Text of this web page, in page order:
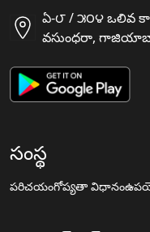
ఏ-౮ / ౫౦౪ ఒలివ
వసుంధరా,
సంస్థ
పరిచయంగోప్యతా విధానం